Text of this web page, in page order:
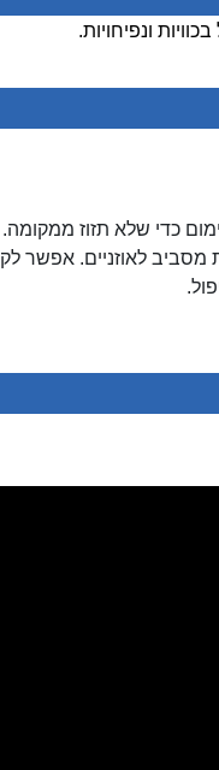
ונפיחויות.
כדי שלא תזוז
לאוזניים. אפשר